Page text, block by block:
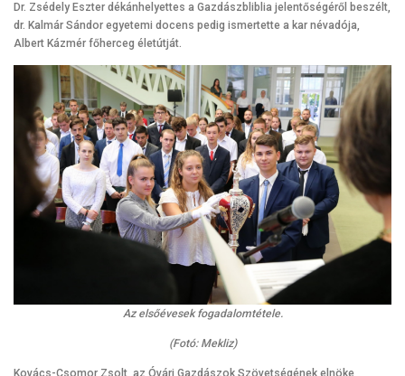
Dr. Zsédely Eszter dékánhelyettes a Gazdászbliblia jelentőségéről beszélt,
dr. Kalmár Sándor egyetemi docens pedig ismertette a kar névadója,
Albert Kázmér főherceg életútját.
Az elsőévesek fogadalomtétele.
(Fotó: Mekliz)
Kovács-Csomor Zsolt, az Óvári Gazdászok Szövetségének elnöke